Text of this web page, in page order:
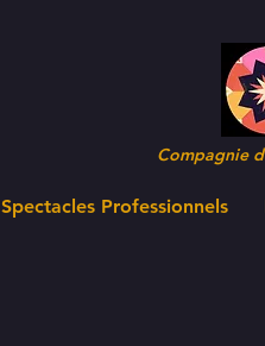
Compagnie
Spectacles Professionnels